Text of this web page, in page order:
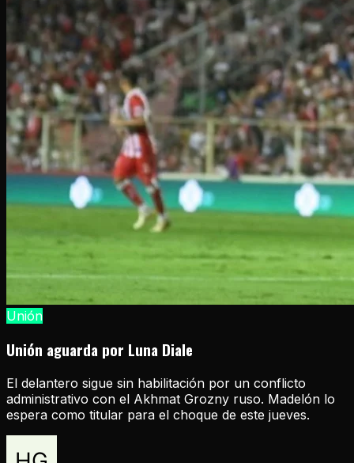
Unión
Unión aguarda por Luna Diale
El delantero sigue sin habilitación por un conflicto
administrativo con el Akhmat Grozny ruso. Madelón lo
espera como titular para el choque de este jueves.